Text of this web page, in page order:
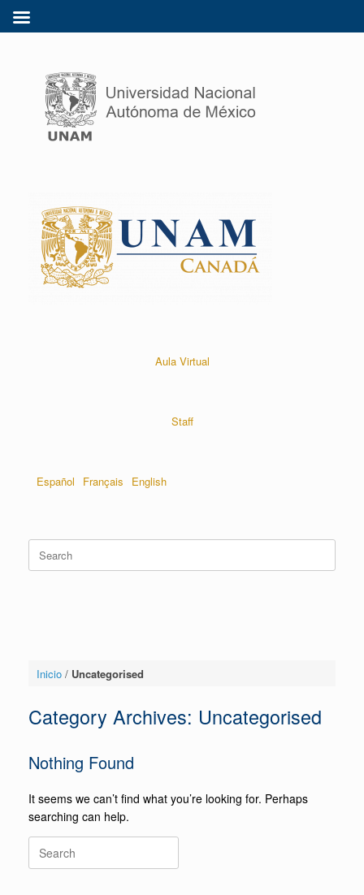
Aula Virtual
Staff
Español Français English
Inicio/ Uncategorised
Category Archives: Uncategorised
Nothing Found
It seems we can’t find what you’re looking for. Perhaps
searching can help.